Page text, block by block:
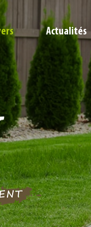
Actualités